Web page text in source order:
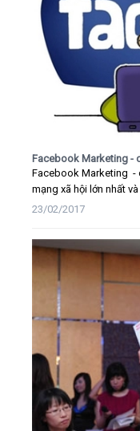
Facebook Marketing -
Facebook Marketing -
mạng xã hội lớn nhất
23/02/2017